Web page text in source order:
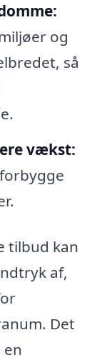
og
så
vækst:
tilbud kan
af,
Det